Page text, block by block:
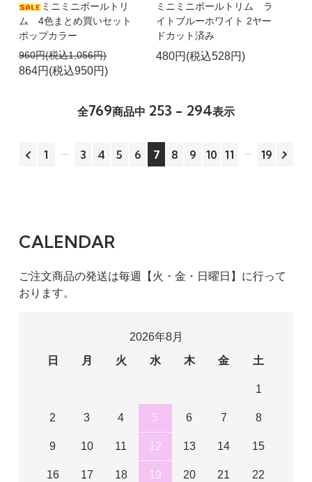
ミニミニボールトリ
ム 4色まとめ買いセット
ポップカラー
960円(税込1,056円)
864円(税込950円)
ミニミニボールトリム ラ
イトブルーホワイト 2ヤー
ドカット済み
480円(税込528円)
全769商品中 253 - 294表示
1 3 4 5 6 7 8 9 10 11 19
CALENDAR
ご注文商品の発送は毎週【火・金・日曜日】に行って
おります。
2026年8月
日
月 火 水 木 金 土
1
2 3 4 5 6 7 8
9 10 11 12 13 14 15
16 17 18 19 20 21 22